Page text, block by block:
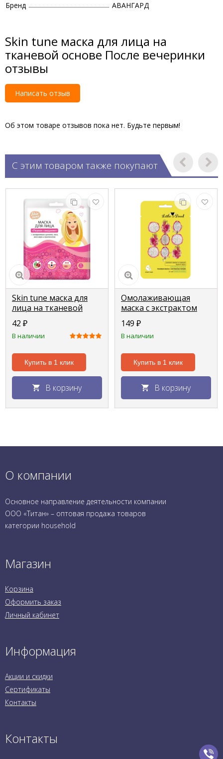
Бренд
АВАНГАРД
Skin tune маска для лица на
тканевой основе После вечеринки
отзывы
Написать отзыв
Об этом товаре отзывов пока нет. Будьте первым!
С этим товаром также покупают
Skin tune маска для
лица на тканевой
основе Первое
свидание
42 ₽
В наличии
Купить в 1 клик
В корзину
Омолаживающая
маска с экстрактом
питайи "Little Devil", 21
г.
149 ₽
В наличии
Купить в 1 клик
В корзину
О компании
Основное направление деятельности компании
ООО «Титан» – оптовая продажа товаров
категории household
Магазин
Корзина
Оформить заказ
Личный кабинет
Информация
Акции и скидки
Сертификаты
Контакты
Контакты